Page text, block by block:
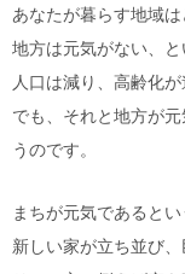
あなたが暮らす地域
地方は元気がない、と
人口は減り、高齢化が
でも、それと地方が
うのです。
まちが元気であると
新しい家が立ち並び